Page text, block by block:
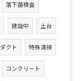
落下菌検査
建設中 土台
ダクト 特殊清掃
コンクリート